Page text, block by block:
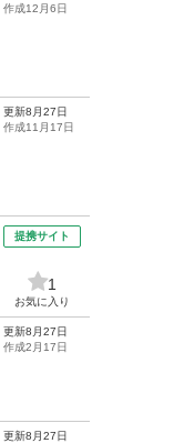
作成12月6日
更新8月27日
作成11月17日
提携サイト
1
お気に入り
更新8月27日
作成2月17日
更新8月27日